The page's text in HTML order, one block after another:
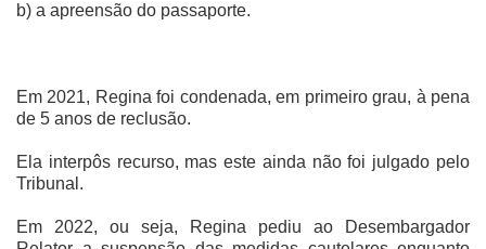
b) a apreensão do passaporte.
Em 2021, Regina foi condenada, em primeiro grau, à pena
de 5 anos de reclusão.
Ela interpôs recurso, mas este ainda não foi julgado pelo
Tribunal.
Em 2022, ou seja, Regina pediu ao Desembargador